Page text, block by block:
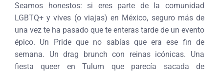
Seamos honestos: si eres parte de la comunidad
LGBTQ+ y vives (o viajas) en México, seguro más de
una vez te ha pasado que te enteras tarde de un evento
épico. Un Pride que no sabías que era ese fin de
semana. Un drag brunch con reinas icónicas. Una
fiesta queer en Tulum que parecía sacada de